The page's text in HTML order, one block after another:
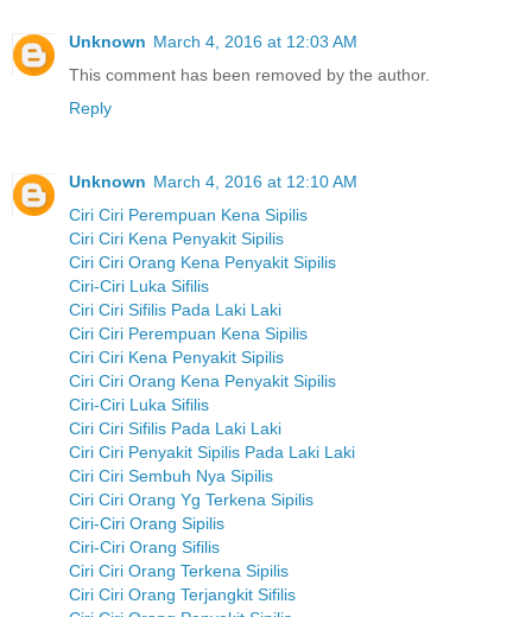
Unknown March 4, 2016 at 12:03 AM
This comment has been removed by the author.
Reply
Unknown March 4, 2016 at 12:10 AM
Ciri Ciri Perempuan Kena Sipilis
Ciri Ciri Kena Penyakit Sipilis
Ciri Ciri Orang Kena Penyakit Sipilis
Ciri-Ciri Luka Sifilis
Ciri Ciri Sifilis Pada Laki Laki
Ciri Ciri Perempuan Kena Sipilis
Ciri Ciri Kena Penyakit Sipilis
Ciri Ciri Orang Kena Penyakit Sipilis
Ciri-Ciri Luka Sifilis
Ciri Ciri Sifilis Pada Laki Laki
Ciri Ciri Penyakit Sipilis Pada Laki Laki
Ciri Ciri Sembuh Nya Sipilis
Ciri Ciri Orang Yg Terkena Sipilis
Ciri-Ciri Orang Sipilis
Ciri-Ciri Orang Sifilis
Ciri Ciri Orang Terkena Sipilis
Ciri Ciri Orang Terjangkit Sifilis